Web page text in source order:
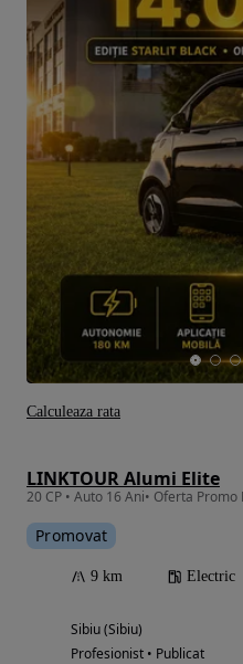
LINKTOUR Alumi Elite
20 CP • Auto 16 Ani• Oferta
Promovat
9 km Electric
Sibiu (Sibiu)
Profesionist • Publicat
Calculeaza rata